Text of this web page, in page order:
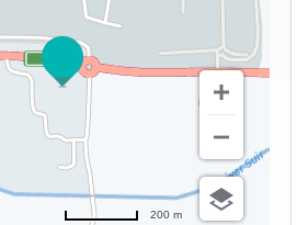
200 m